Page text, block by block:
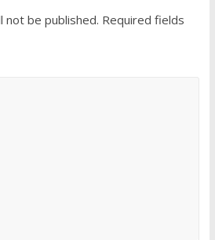
not be published. Required fields